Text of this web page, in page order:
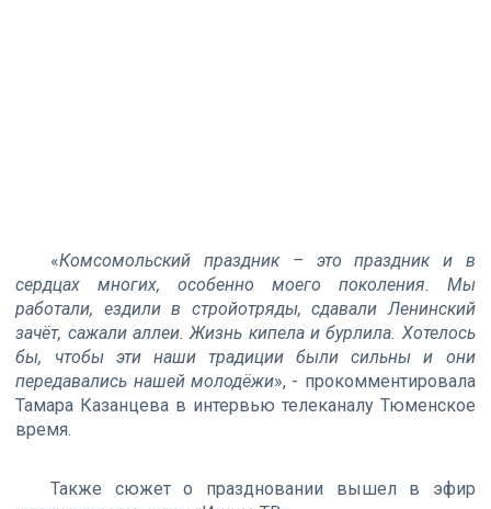
«Комсомольский праздник – это праздник и в
сердцах многих, особенно моего поколения. Мы
работали, ездили в стройотряды, сдавали Ленинский
зачёт, сажали аллеи. Жизнь кипела и бурлила. Хотелось
бы, чтобы эти наши традиции были сильны и они
передавались нашей молодёжи», - прокомментировала
Тамара Казанцева в интервью телеканалу Тюменское
время.
Также сюжет о праздновании вышел в эфир